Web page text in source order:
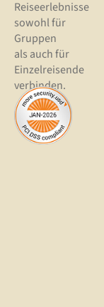
Reiseerlebnisse
sowohl für
Gruppen
als auch für
Einzelreisende
verbinden.